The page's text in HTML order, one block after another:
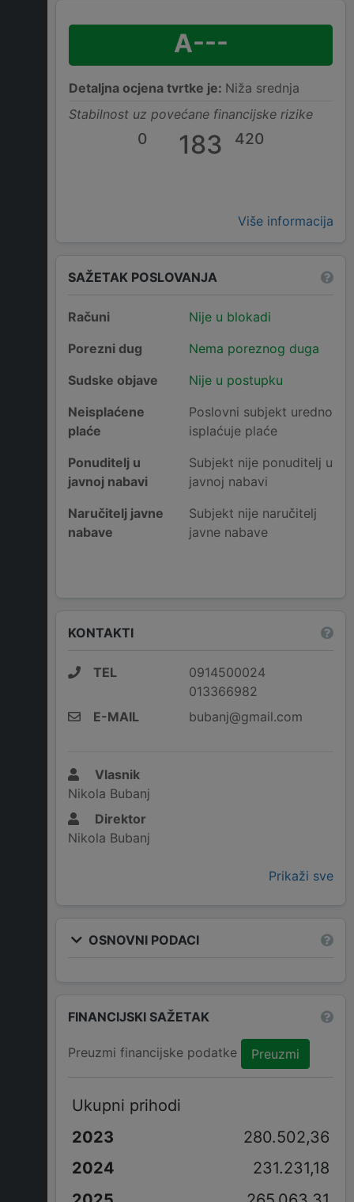
A---
Detaljna ocjena tvrtke je: Niža srednja
Stabilnost uz povećane financijske rizike
0 183 420
Više informacija
SAŽETAK POSLOVANJA
Računi
Nije u blokadi
Porezni dug
Nema poreznog duga
Sudske objave
Nije u postupku
Neisplaćene
plaće
Poslovni subjekt uredno
isplaćuje plaće
Ponuditelj u
javnoj nabavi
Subjekt nije ponuditelj u
javnoj nabavi
Naručitelj javne
nabave
Subjekt nije naručitelj
javne nabave
KONTAKTI
TEL
0914500024
013366982
E-MAIL
bubanj@gmail.com
Vlasnik
Nikola Bubanj
Direktor
Nikola Bubanj
Prikaži sve
OSNOVNI PODACI
FINANCIJSKI SAŽETAK
Preuzmi financijske podatke Preuzmi
Ukupni prihodi
280.502,36
231.231,18